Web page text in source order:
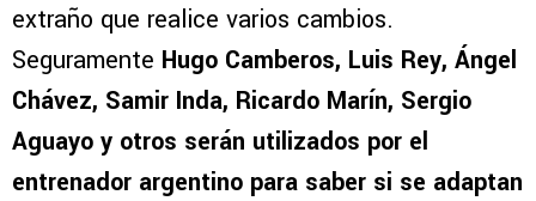
extraño que realice varios cambios.
Seguramente Hugo Camberos, Luis Rey, Ángel
Chávez, Samir Inda, Ricardo Marín, Sergio
Aguayo y otros serán utilizados por el
entrenador argentino para saber si se adaptan